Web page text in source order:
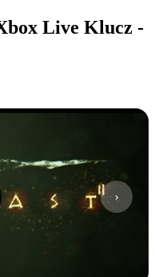
Live Klucz -